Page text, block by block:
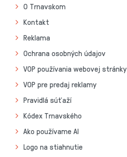
O Trnavskom
Kontakt
Reklama
Ochrana osobných údajov
VOP používania webovej stránky
VOP pre predaj reklamy
Pravidlá súťaží
Kódex Trnavského
Ako používame AI
Logo na stiahnutie